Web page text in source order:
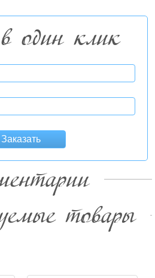
один клик
Заказать
товары